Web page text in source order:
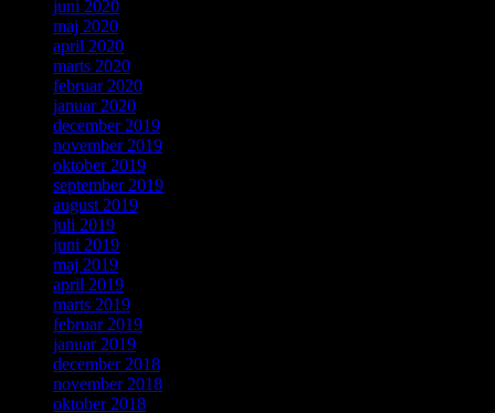
juni 2020
maj 2020
april 2020
marts 2020
februar 2020
januar 2020
december 2019
november 2019
oktober 2019
september 2019
august 2019
juli 2019
juni 2019
maj 2019
april 2019
marts 2019
februar 2019
januar 2019
december 2018
november 2018
oktober 2018